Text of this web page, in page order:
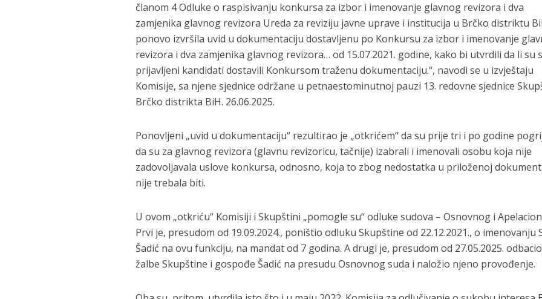
članom 4 Odluke o raspisivanju konkursa za izbor i imenovanje glavnog revizora i dva
zamjenika glavnog revizora Ureda za reviziju javne uprave i institucija u Brčko distriktu
ponovo izvršila uvid u dokumentaciju dostavljenu po Konkursu za izbor i imenovanje
revizora i dva zamjenika glavnog revizora… od 15.07.2021. godine, kako bi utvrdili da li su
prijavljeni kandidati dostavili Konkursom traženu dokumentaciju.“, navodi se u izvještaju
Komisije, sa njene sjednice održane u petnaestominutnoj pauzi 13. redovne sjednice
Brčko distrikta BiH. 26.06.2025.
Ponovljeni „uvid u dokumentaciju“ rezultirao je „otkrićem“ da su prije tri i po godine
da su za glavnog revizora (glavnu revizoricu, tačnije) izabrali i imenovali osobu koja nije
zadovoljavala uslove konkursa, odnosno, koja to zbog nedostatka u priloženoj
nije trebala biti.
U ovom „otkriću“ Komisiji i Skupštini „pomogle su“ odluke sudova – Osnovnog i
Prvi je, presudom od 19.09.2024., poništio odluku Skupštine od 22.12.2021., o imenovanju
Šadić na ovu funkciju, na mandat od 7 godina. A drugi je, presudom od 27.05.2025. odbacio
žalbe Skupštine i gospođe Šadić na presudu Osnovnog suda i naložio njeno provođenje.